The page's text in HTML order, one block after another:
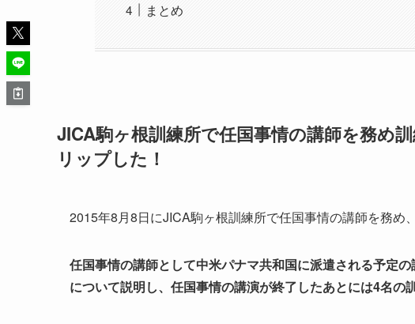
まとめ
JICA駒ヶ根訓練所で任国事情の講師を務め
リップした！
2015年8月8日にJICA駒ヶ根訓練所で任国事情の講師を務め
任国事情の講師として中米パナマ共和国に派遣される予定
について説明し、任国事情の講演が終了したあとには4名の